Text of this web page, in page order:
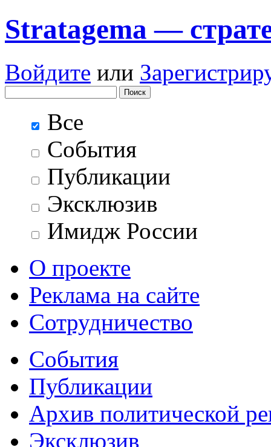
Stratagema —
Войдите или
Все
События
Публикации
Эксклюзив
Имидж России
О проекте
Реклама на сайте
Сотрудничество
События
Публикации
Архив политической
Эксклюзив